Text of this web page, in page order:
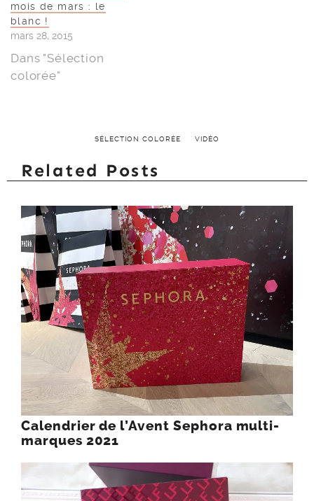
mois de mars : le
blanc !
mars 28, 2015
Dans "Sélection
colorée"
SÉLECTION COLORÉE VIDÉO
Related Posts
Calendrier de l’Avent Sephora multi-
marques 2021